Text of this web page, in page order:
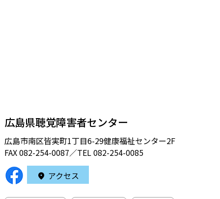
広島県聴覚障害者センター
広島市南区皆実町1丁目6-29健康福祉センター2F
FAX 082-254-0087／TEL082-254-0085
アクセス